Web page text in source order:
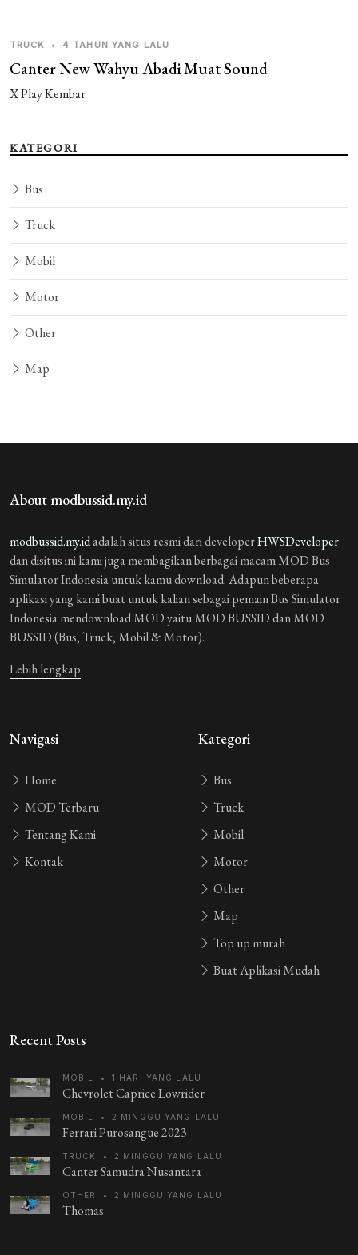
TRUCK • 4 TAHUN YANG LALU
Canter New Wahyu Abadi Muat Sound
X Play Kembar
KATEGORI
Bus
Truck
Mobil
Motor
Other
Map
About modbussid.my.id
modbussid.my.idadalah situs resmi dari developerHWSDeveloper
dan disitus ini kami juga membagikan berbagai macam MOD Bus
Simulator Indonesia untuk kamu download. Adapun beberapa
aplikasi yang kami buat untuk kalian sebagai pemain Bus Simulator
Indonesia mendownload MOD yaitu MOD BUSSID dan MOD
BUSSID (Bus, Truck, Mobil & Motor).
Lebih lengkap
Navigasi
Home
MOD Terbaru
Tentang Kami
Kontak
Kategori
Bus
Truck
Mobil
Motor
Other
Map
Top up murah
Buat Aplikasi Mudah
Recent Posts
MOBIL • 1 HARI YANG LALU
Chevrolet Caprice Lowrider
MOBIL • 2 MINGGU YANG LALU
Ferrari Purosangue 2023
TRUCK • 2 MINGGU YANG LALU
Canter Samudra Nusantara
OTHER • 2 MINGGU YANG LALU
Thomas